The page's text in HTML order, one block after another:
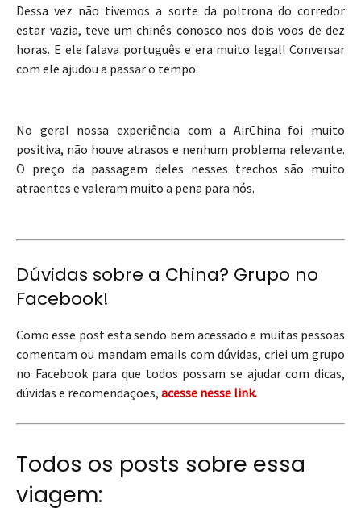
Dessa vez não tivemos a sorte da poltrona do corredor
estar vazia, teve um chinês conosco nos dois voos de dez
horas. E ele falava português e era muito legal! Conversar
com ele ajudou a passar o tempo.
No geral nossa experiência com a AirChina foi muito
positiva, não houve atrasos e nenhum problema relevante.
O preço da passagem deles nesses trechos são muito
atraentes e valeram muito a pena para nós.
Dúvidas sobre a China? Grupo no
Facebook!
Como esse post esta sendo bem acessado e muitas pessoas
comentam ou mandam emails com dúvidas, criei um grupo
no Facebook para que todos possam se ajudar com dicas,
dúvidas e recomendações, acesse nesse link.
Todos os posts sobre essa
viagem: